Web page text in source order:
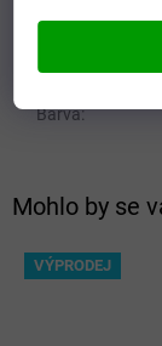
Mohlo by se
VÝPRODEJ
Kategorie:
Barva: